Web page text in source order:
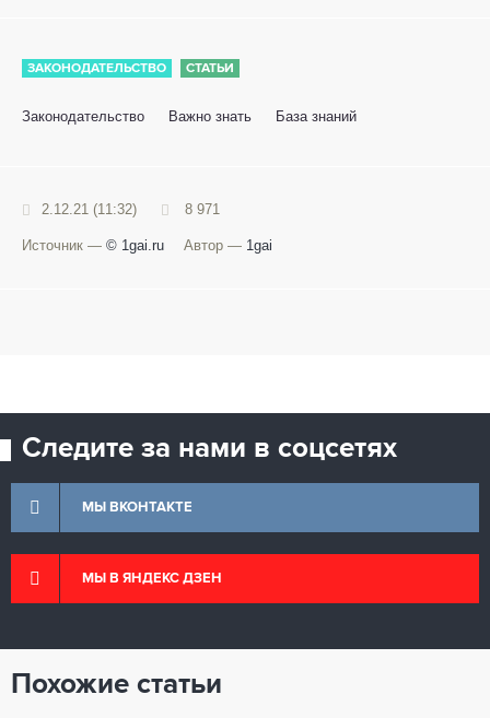
ЗАКОНОДАТЕЛЬСТВО СТАТЬИ
Законодательство Важно знать База знаний
2.12.21 (11:32) 8 971
Источник — © 1gai.ru Автор — 1gai
Следите за нами в соцсетях
МЫ ВКОНТАКТЕ
МЫ В ЯНДЕКС ДЗЕН
Похожие статьи